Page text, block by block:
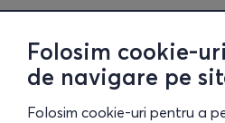
Folosim cookie-
de navigare pe
Folosim cookie-uri pentru a